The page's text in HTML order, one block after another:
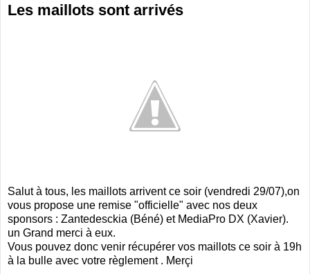
Les maillots sont arrivés
Salut à tous, les maillots arrivent ce soir (vendredi 29/07),on
vous propose une remise "officielle" avec nos deux
sponsors : Zantedesckia (Béné) et MediaPro DX (Xavier).
un Grand merci à eux.
Vous pouvez donc venir récupérer vos maillots ce soir à 19h
à la bulle avec votre règlement . Merçi